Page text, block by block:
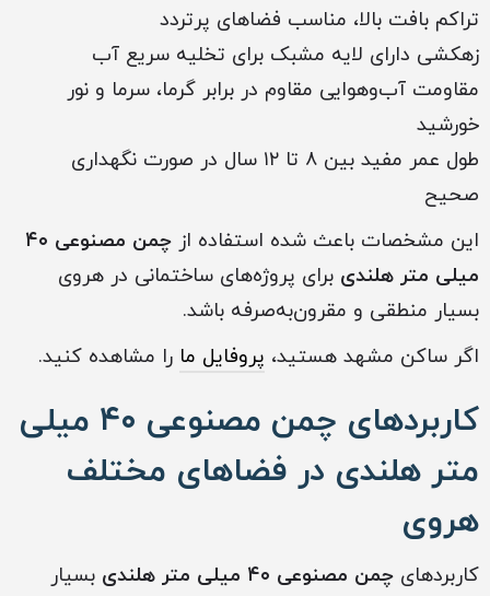
تراکم بافت بالا، مناسب فضاهای پرتردد
زهکشی دارای لایه مشبک برای تخلیه سریع آب
مقاومت آب‌وهوایی مقاوم در برابر گرما، سرما و نور
خورشید
طول عمر مفید بین ۸ تا ۱۲ سال در صورت نگهداری
صحیح
این مشخصات باعث شده استفاده از
چمن مصنوعی ۴۰
میلی متر هلندی برای پروژه‌های ساختمانی در هروی
بسیار منطقی و مقرون‌به‌صرفه باشد.
اگر ساکن مشهد هستید، پروفایل ما را مشاهده کنید.
کاربردهای چمن مصنوعی ۴۰ میلی
متر هلندی در فضاهای مختلف
هروی
کاربردهای چمن مصنوعی ۴۰ میلی متر هلندی
بسیار